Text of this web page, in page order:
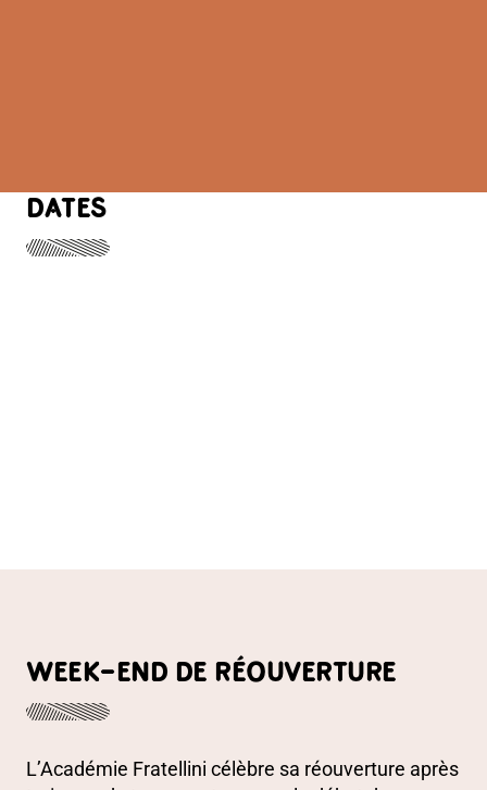
DATES
PRÉSENTATION
WEEK-END DE RÉOUVERTURE
L’Académie Fratellini célèbre sa réouverture après